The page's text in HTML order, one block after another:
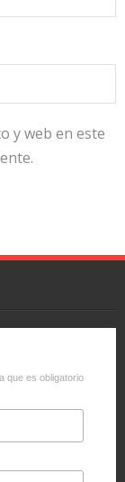
y web en este
que es obligatorio